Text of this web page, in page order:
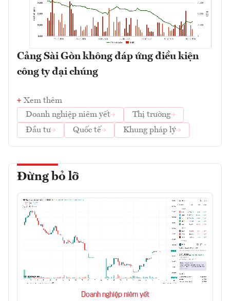
Cảng Sài Gòn không đáp ứng điều kiện
công ty đại chúng
Xem thêm
Doanh nghiệp niêm yết
Thị trường
Đầu tư
Quốc tế Khung pháp lý
Đừng bỏ lỡ
Doanh nghiệp niêm yết